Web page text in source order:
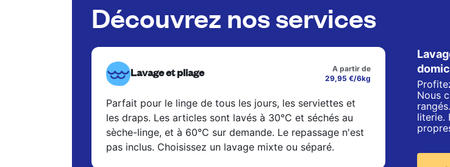
Découvrez nos services
Lavage et pliage
A partir de
29,95 €/6kg
Parfait pour le linge de tous les jours, les serviettes et
les draps. Les articles sont lavés à 30°C et séchés au
sèche-linge, et à 60°C sur demande. Le repassage n'est
pas inclus. Choisissez un lavage mixte ou séparé.
Nous
literie.